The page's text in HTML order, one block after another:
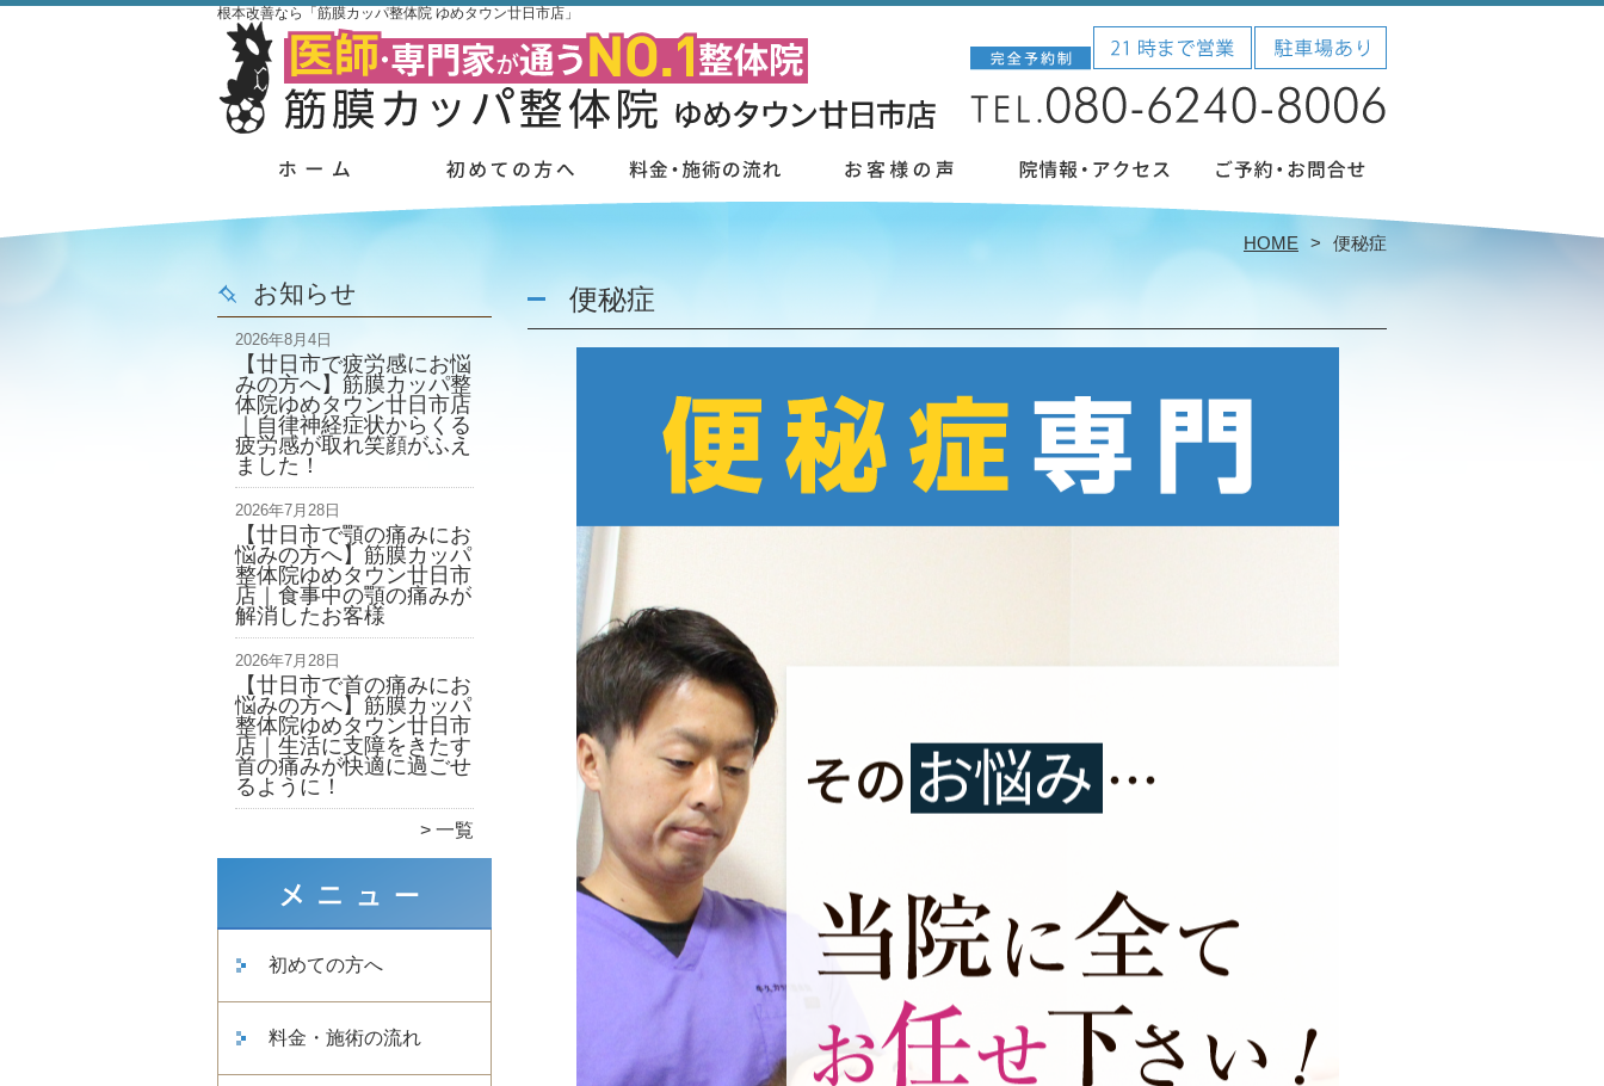
根本改善なら「筋膜カッパ整体院 ゆめタウン廿日市店」
HOME 便秘症
お知らせ
2026年8月4日
【廿日市で疲労感にお悩
みの方へ】筋膜カッパ整
体院ゆめタウン廿日市店
｜自律神経症状からくる
疲労感が取れ笑顔がふえ
ました！
2026年7月28日
【廿日市で顎の痛みにお
悩みの方へ】筋膜カッパ
整体院ゆめタウン廿日市
店｜食事中の顎の痛みが
解消したお客様
2026年7月28日
【廿日市で首の痛みにお
悩みの方へ】筋膜カッパ
整体院ゆめタウン廿日市
店｜生活に支障をきたす
首の痛みが快適に過ごせ
るように！
一覧
初めての方へ
料金・施術の流れ
便秘症